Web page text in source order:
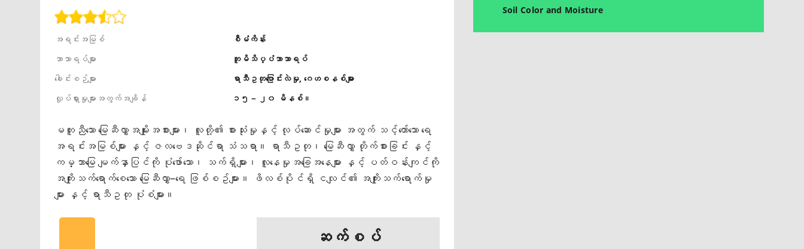
အရင်းအမြစ်
စီမံကိန်း
ဘာသာရပ်များ
ဘူမိသိပ္ပံဘာသာရပ်
ခေါင်းစဉ်များ
ရာသီဥတုပြောင်းလဲမှု ဂေဟစနစ်များ
လှုပ်ရှားမှုများအတွက်အချိန်
၁၅ − ၂၀ မိနစ်။
မတူညီသော မြေဆီလွှာအမျိုးအစားများ၊ လူတို့၏ စားသုံးမှုနှင့် လုပ်ဆောင်မှုများ အတွက် သင့်တော်သော ရေ
အရင်းအမြစ်များ နှင့် ဇလဗေဒဆိုင်ရာ သံသရာ။ ရာသီဥတု၊ မြေဆီလွှာ တိုက်စားခြင်း နှင့်
ကမ္ဘာမြေ မျက်နှာပြင်ကို ပုံဖော်သော၊ သက်ရှိများ၊ လူနေမှုအခြေအနေများ နှင့် ပတ်ဝန်းကျင်ကို
အကျိုးသက်ရောက်စေသော မြေဆီလွှာ−ရေ ဖြစ်စဥ်များ။ ဖိလစ်ပိုင်ရှိ ငလျင်၏ အကျိုးသက်ရောက်မှု
များ နှင့် ရာသီဥတု ပုံစံများ။
ဆက်စပ်
Soil Color and Moisture